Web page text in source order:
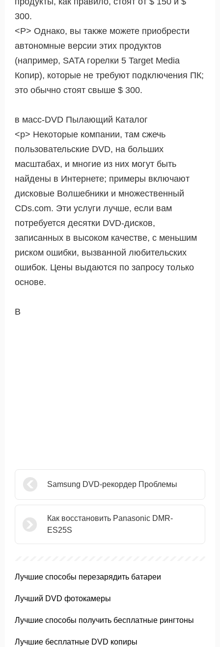
300.
<Р> Однако, вы также можете приобрести
автономные версии этих продуктов
(например, SATA горелки 5 Target Media
Копир), которые не требуют подключения ПК;
это обычно стоят свыше $ 300.
в масс-DVD Пылающий Каталог
<р> Некоторые компании, там сжечь
пользовательские DVD, на больших
масштабах, и многие из них могут быть
найдены в Интернете; примеры включают
дисковые Волшебники и множественный
CDs.com. Эти услуги лучше, если вам
потребуется десятки DVD-дисков,
записанных в высоком качестве, с меньшим
риском ошибки, вызванной любительских
ошибок. Цены выдаются по запросу только
основе.
В
Samsung DVD-рекордер Проблемы
Как восстановить Panasonic DMR-
ES25S
Лучшие способы перезарядить батареи
Лучший DVD фотокамеры
Лучшие способы получить бесплатные рингтоны
Лучшие бесплатные DVD копиры